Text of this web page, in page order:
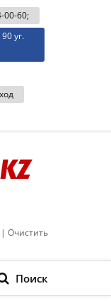
00-60;
уг.
| Очистить
Поиск